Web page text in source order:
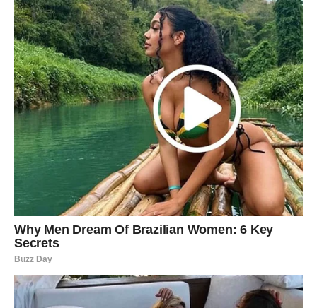
Poruka zvijezda
Prepoznajte šansu kada se pojavi.
Obilje vam dolazi u susret
Pred vama su snažni dani.
STRIJELAC
Nova iskustva donose novu energiju i optimizam.
Pred vama je period tokom kojeg ćete se osjećati
slobodnije i sretnije.